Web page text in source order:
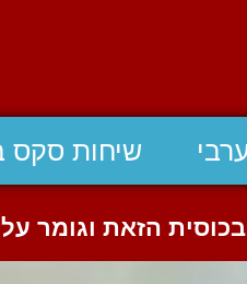
שיחות סקס
הזאת וגומר